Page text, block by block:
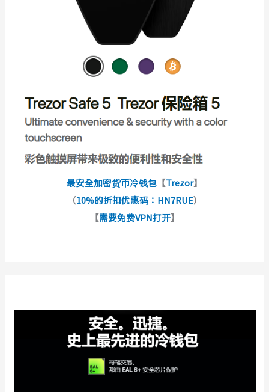
最安全加密货币冷钱包 【Trezor】
（10%的折扣优惠码：HN7RUE）
【需要免费VPN打开】